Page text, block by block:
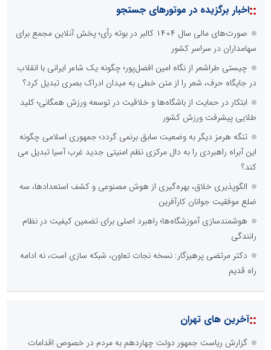
::اخبار برگزیده در موتورهای جستجو
صورت‌های مالی سال ۱۴۰۴ کالبر در بوته رأی؛ پخش آنلاین مجمع برای
سهامداران در سراسر کشور
چیستی طراشعر از نگاه امین افضل‌پور؛ چگونه یک شاعر ایرانی با انقلاب
در جایگاه حرف، شعر را از متن خطی به میدان ادراک بصری تبدیل کرد؟
ابتکار در حمایت از باشگاه‌ها و خلاقیت در توسعه ورزش همگانی؛ کلید
طلایی پیشرفت ورزش کشور
تنگه هرمز دیگر به وضعیت سابق برنمی گردد؛ جمهوری اسلامی چگونه
این آبراه راهبردی را به دال مرکزی نظم امنیتی جدید غرب آسیا تبدیل می
کند؟
الگوپذیری خلاق، بهره‌گیری از هوش مصنوعی و کشف استعدادها، سه
ضلع موفقیت جوانان کارآفرین
هوشمندسازی آموزشگاه‌ها؛ راهبرد اصلی برای تضمین کیفیت در نظام
رانندگی
دکتر مرتضی پرهیزگار: نسخه نجات تعاون، شبکه سازی است، نه ادامه
راه قدیم
::آخرین های تهران
گزارش ریاست جمهور دولت چهاردهم به مردم در خصوص اقدامات